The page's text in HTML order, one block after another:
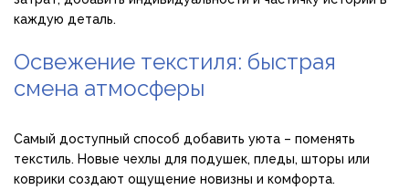
каждую деталь.
Освежение текстиля: быстрая
смена атмосферы
Самый доступный способ добавить уюта – поменять
текстиль. Новые чехлы для подушек, пледы, шторы или
коврики создают ощущение новизны и комфорта.